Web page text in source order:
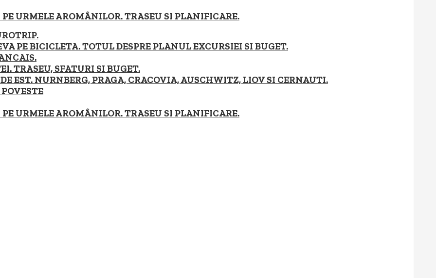
URMELE AROMÂNILOR. TRASEU SI PLANIFICARE.
PE BICICLETA. TOTUL DESPRE PLANUL EXCURSIEI SI BUGET.
TRASEU, SFATURI SI BUGET.
EST. NURNBERG, PRAGA, CRACOVIA, AUSCHWITZ, LIOV SI CERNAUTI.
URMELE AROMÂNILOR. TRASEU SI PLANIFICARE.